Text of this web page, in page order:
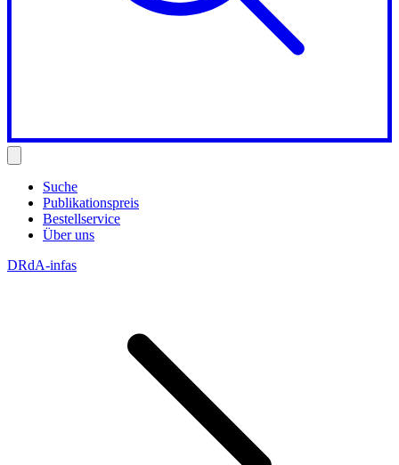
Suche
Publikationspreis
Bestellservice
Über uns
DRdA-infas